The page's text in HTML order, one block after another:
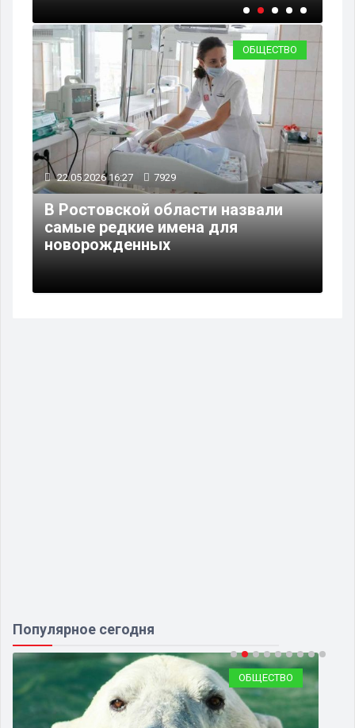
ОБЩЕСТВО
22.05.2026 16:27 7929
В Ростовской области назвали
самые редкие имена для
новорожденных
Популярное сегодня
ОБЩЕСТВО